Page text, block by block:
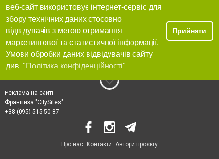
веб-сайт використовує інтернет-сервіс для
збору технічних даних стосовно
відвідувачів з метою отримання
маркетингової та статистичної інформації.
Умови обробки даних відвідувачів сайту
див. "Політика конфіденційності"
Прийняти
Реклама на сайті
Франшиза "CitySites"
+38 (095) 515-50-87
Про нас Контакти Автори проєкту